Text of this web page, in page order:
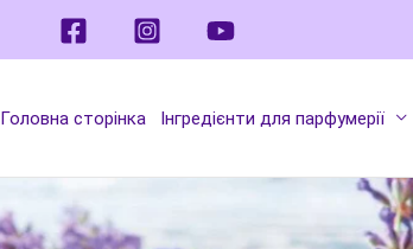
Головна сторінка Інгредієнти для парфумерії